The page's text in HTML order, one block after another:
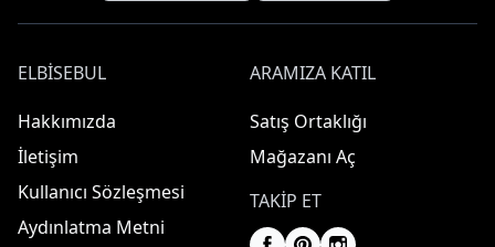
ELBISEBUL
Hakkımızda
İletişim
Kullanıcı Sözleşmesi
Aydınlatma Metni
ARAMIZA KATIL
Satış Ortaklığı
Mağazanı Aç
TAKIP ET